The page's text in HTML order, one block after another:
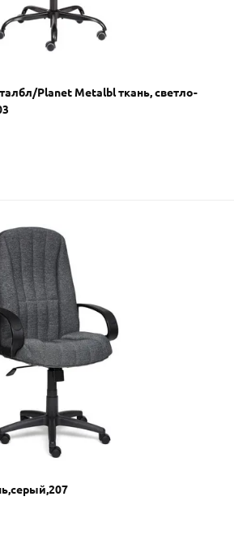
Planet Metalbl ткань, светло-